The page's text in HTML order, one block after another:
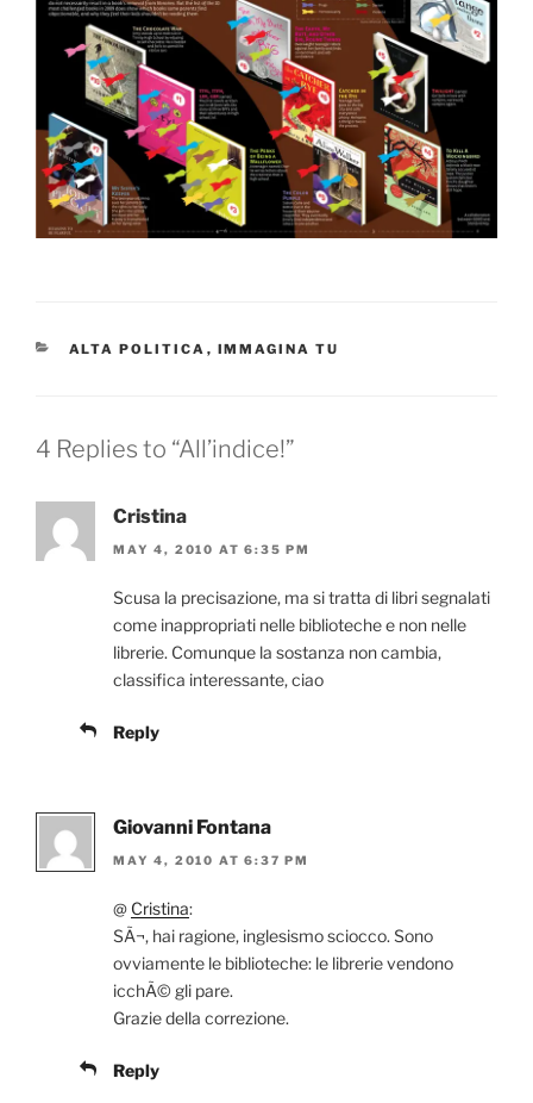
CATEGORIES
ALTA POLITICA , IMMAGINA TU
4 Replies to “All’indice!”
Cristina
MAY 4, 2010 AT 6:35 PM
Scusa la precisazione, ma si tratta di libri segnalati
come inappropriati nelle biblioteche e non nelle
librerie. Comunque la sostanza non cambia,
classifica interessante, ciao
Reply
Giovanni Fontana
MAY 4, 2010 AT 6:37 PM
@ Cristina:
SÃ¬, hai ragione, inglesismo sciocco. Sono
ovviamente le biblioteche: le librerie vendono
icchÃ© gli pare.
Grazie della correzione.
Reply